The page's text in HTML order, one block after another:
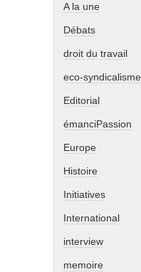
A la une
Débats
droit du travail
eco-syndicalisme
Editorial
émanciPassion
Europe
Histoire
Initiatives
International
interview
memoire